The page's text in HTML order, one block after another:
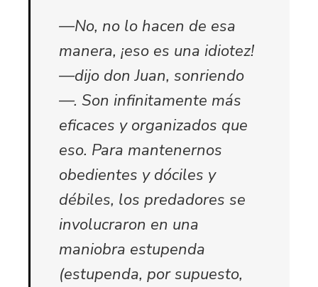
—No, no lo hacen de esa
manera, ¡eso es una idiotez!
—dijo don Juan, sonriendo
—. Son infinitamente más
eficaces y organizados que
eso. Para mantenernos
obedientes y dóciles y
débiles, los predadores se
involucraron en una
maniobra estupenda
(estupenda, por supuesto,